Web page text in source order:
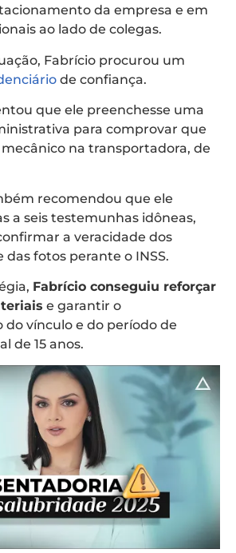
da empresa e em
ao lado de colegas.
Fabrício procurou um
de confiança.
que ele preenchesse uma
para comprovar que
na transportadora, de
recomendou que ele
a seis testemunhas idôneas,
a veracidade dos
fotos perante o INSS.
Fabrício conseguiu reforçar
e garantir o
vínculo e do período de
de 15 anos.